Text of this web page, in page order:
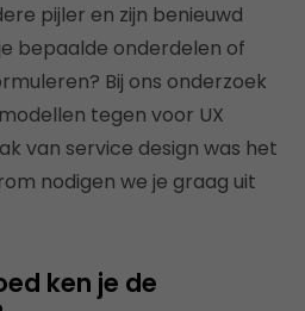
pijler en zijn benieuwd
bepaalde onderdelen of
Bij ons onderzoek
tegen voor UX
van service design was het
nodigen we je graag uit
ken je de